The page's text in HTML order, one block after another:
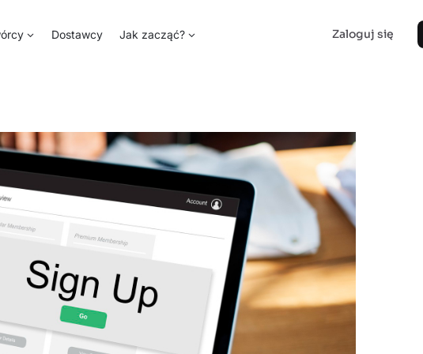
Dostawcy Jak zacząć? Zaloguj się